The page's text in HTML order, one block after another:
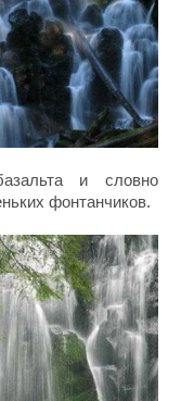
и словно
фонтанчиков.